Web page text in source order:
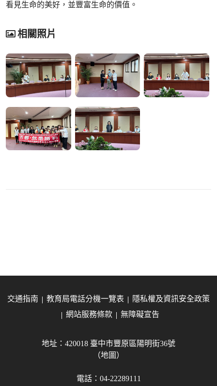
看見生命的美好，並豐富生命的價值。
相關照片
交通指南 教育局電話分機一覽表
隱私權及資訊安全政策
網站服務條款
無障礙宣告
地址：420018 臺中市豐原區陽明街36號
（地圖）
電話：04-22289111